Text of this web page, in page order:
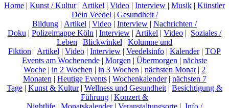
Home | Kunst / Kultur| Artikel | Video | Interview | Musik | Künstler
Dein Veedel | Gesundheit /
Bildung | Artikel | Video | Interview | Nachrichten /
Doku | Polizeimappe Köln | Interview | Artikel | Video | Soziales /
Leben | Blickwinkel | Kolumne und
Fiktion | Artikel | Video | Interview | Veedelsinfo | Kalender| TOP
Events am Wochenende | Morgen | Übermorgen | nächste
Woche | in 2 Wochen | in 3 Wochen | nächsten Monat | 2
Monaten | Heutige Events| Wochenkalender| nächsten 7
Tage | Kunst & Kultur| Wellness und Gesundheit | Besichtigung &
Führung | Konzert &
Nightlife | Monatskalender| Veranstaltungsorte | Info /